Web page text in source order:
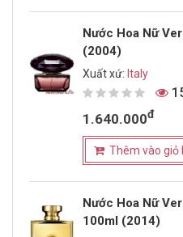
Nước Hoa Nữ
(2004)
Xuất xứ: Italy
1.640.000đ
Thêm vào giỏ
Nước Hoa Nữ
100ml (2014)